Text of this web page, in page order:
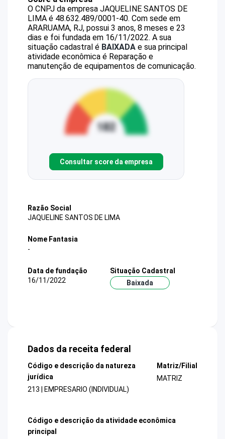
O CNPJ da empresa JAQUELINE SANTOS DE
LIMA é 48.632.489/0001-40. Com sede em
ARARUAMA, RJ, possui 3 anos, 8 meses e 23
dias e foi fundada em 16/11/2022. A sua
situação cadastral é BAIXADA e sua principal
atividade econômica é Reparação e
manutenção de equipamentos de comunicação.
Consultar score da empresa
Razão Social
JAQUELINE SANTOS DE LIMA
Nome Fantasia
-
Data de fundação
16/11/2022
Situação Cadastral
Baixada
Dados da receita federal
Código e descrição da natureza
jurídica
213 | EMPRESARIO (INDIVIDUAL)
Matriz/Filial
MATRIZ
Código e descrição da atividade econômica
principal